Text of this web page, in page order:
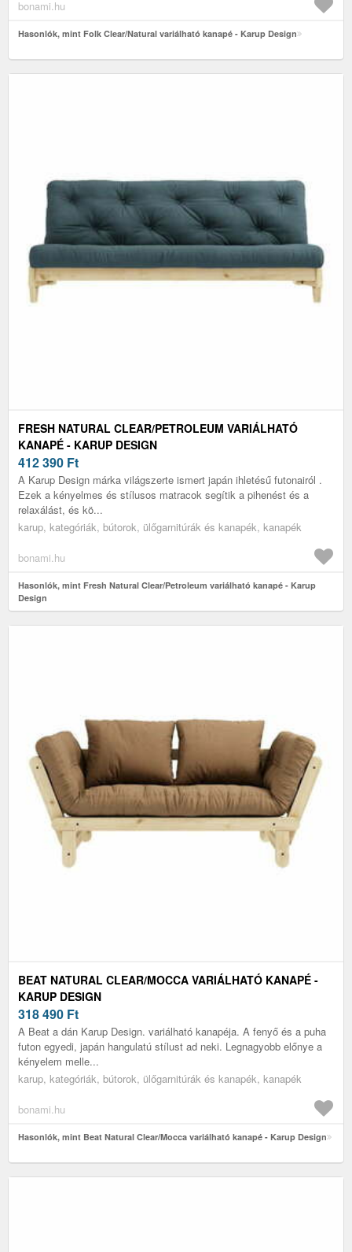
bonami.hu
Hasonlók, mint Folk Clear/Natural variálható kanapé - Karup Design
FRESH NATURAL CLEAR/PETROLEUM VARIÁLHATÓ
KANAPÉ - KARUP DESIGN
412 390 Ft
A Karup Design márka világszerte ismert japán ihletésű futonairól .
Ezek a kényelmes és stílusos matracok segítik a pihenést és a
relaxálást, és kö...
karup, kategóriák, bútorok, ülőgarnitúrák és kanapék, kanapék
bonami.hu
Hasonlók, mint Fresh Natural Clear/Petroleum variálható kanapé - Karup
Design
BEAT NATURAL CLEAR/MOCCA VARIÁLHATÓ KANAPÉ -
KARUP DESIGN
318 490 Ft
A Beat a dán Karup Design. variálható kanapéja. A fenyő és a puha
futon egyedi, japán hangulatú stílust ad neki. Legnagyobb előnye a
kényelem melle...
karup, kategóriák, bútorok, ülőgarnitúrák és kanapék, kanapék
bonami.hu
Hasonlók, mint Beat Natural Clear/Mocca variálható kanapé - Karup Design